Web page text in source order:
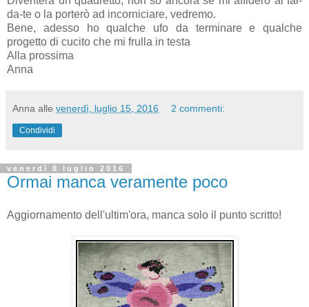
da-te o la porterò ad incorniciare, vedremo.
Bene, adesso ho qualche ufo da terminare e qualche
progetto di cucito che mi frulla in testa
Alla prossima
Anna
Anna alle venerdì, luglio 15, 2016 2 commenti:
Condividi
venerdì 8 luglio 2016
Ormai manca veramente poco
Aggiornamento dell'ultim'ora, manca solo il punto scritto!